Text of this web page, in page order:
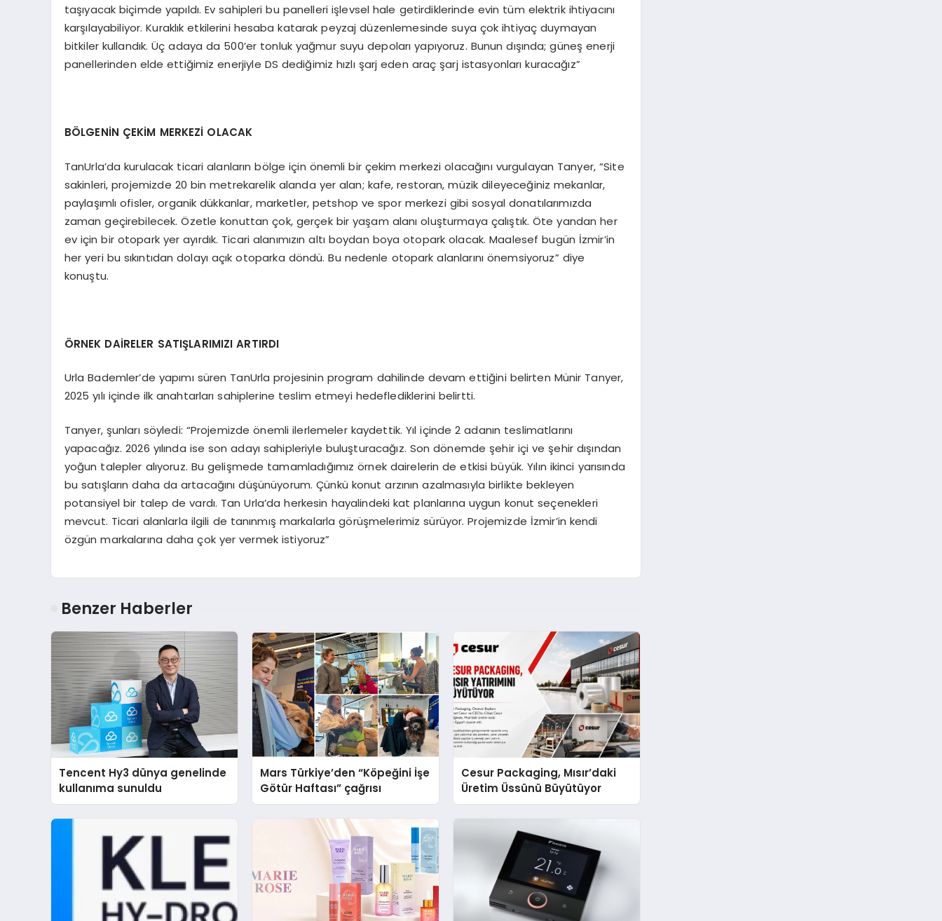
taşıyacak biçimde yapıldı. Ev sahipleri bu panelleri işlevsel hale getirdiklerinde evin tüm elektrik ihtiyacını
karşılayabiliyor. Kuraklık etkilerini hesaba katarak peyzaj düzenlemesinde suya çok ihtiyaç duymayan
bitkiler kullandık. Üç adaya da 500’er tonluk yağmur suyu depoları yapıyoruz. Bunun dışında; güneş enerji
panellerinden elde ettiğimiz enerjiyle DS dediğimiz hızlı şarj eden araç şarj istasyonları kuracağız”
BÖLGENİN ÇEKİM MERKEZİ OLACAK
TanUrla’da kurulacak ticari alanların bölge için önemli bir çekim merkezi olacağını vurgulayan Tanyer, “Site
sakinleri, projemizde 20 bin metrekarelik alanda yer alan; kafe, restoran, müzik dileyeceğiniz mekanlar,
paylaşımlı ofisler, organik dükkanlar, marketler, petshop ve spor merkezi gibi sosyal donatılarımızda
zaman geçirebilecek. Özetle konuttan çok, gerçek bir yaşam alanı oluşturmaya çalıştık. Öte yandan her
ev için bir otopark yer ayırdık. Ticari alanımızın altı boydan boya otopark olacak. Maalesef bugün İzmir’in
her yeri bu sıkıntıdan dolayı açık otoparka döndü. Bu nedenle otopark alanlarını önemsiyoruz” diye
konuştu.
ÖRNEK DAİRELER SATIŞLARIMIZI ARTIRDI
Urla Bademler’de yapımı süren TanUrla projesinin program dahilinde devam ettiğini belirten Münir Tanyer,
2025 yılı içinde ilk anahtarları sahiplerine teslim etmeyi hedeflediklerini belirtti.
Tanyer, şunları söyledi: “Projemizde önemli ilerlemeler kaydettik. Yıl içinde 2 adanın teslimatlarını
yapacağız. 2026 yılında ise son adayı sahipleriyle buluşturacağız. Son dönemde şehir içi ve şehir dışından
yoğun talepler alıyoruz. Bu gelişmede tamamladığımız örnek dairelerin de etkisi büyük. Yılın ikinci yarısında
bu satışların daha da artacağını düşünüyorum. Çünkü konut arzının azalmasıyla birlikte bekleyen
potansiyel bir talep de vardı. Tan Urla’da herkesin hayalindeki kat planlarına uygun konut seçenekleri
mevcut. Ticari alanlarla ilgili de tanınmış markalarla görüşmelerimiz sürüyor. Projemizde İzmir’in kendi
özgün markalarına daha çok yer vermek istiyoruz”
Benzer Haberler
Tencent Hy3 dünya genelinde
kullanıma sunuldu
Mars Türkiye’den “Köpeğini İşe
Götür Haftası” çağrısı
Cesur Packaging, Mısır’daki
Üretim Üssünü Büyütüyor